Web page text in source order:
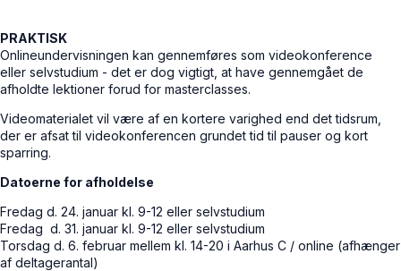
PRAKTISK
Onlineundervisningen kan gennemføres som videokonference
eller selvstudium - det er dog vigtigt, at have gennemgået de
afholdte lektioner forud for masterclasses.
Videomaterialet vil være af en kortere varighed end det tidsrum,
der er afsat til videokonferencen grundet tid til pauser og kort
sparring.
Datoerne for afholdelse
Fredag d. 24. januar kl. 9-12 eller selvstudium
Fredag d. 31. januar kl. 9-12 eller selvstudium
Torsdag d. 6. februar mellem kl. 14-20 i Aarhus C / online (afhænger
af deltagerantal)